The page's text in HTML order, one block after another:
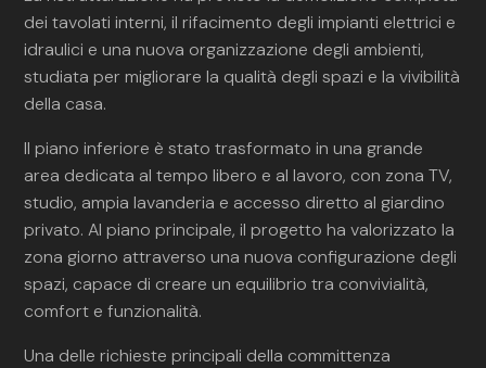
dei tavolati interni, il rifacimento degli impianti elettrici e
idraulici e una nuova organizzazione degli ambienti,
studiata per migliorare la qualità degli spazi e la vivibilità
della casa.
Il piano inferiore è stato trasformato in una grande
area dedicata al tempo libero e al lavoro, con zona TV,
studio, ampia lavanderia e accesso diretto al giardino
privato. Al piano principale, il progetto ha valorizzato la
zona giorno attraverso una nuova configurazione degli
spazi, capace di creare un equilibrio tra convivialità,
comfort e funzionalità.
Una delle richieste principali della committenza